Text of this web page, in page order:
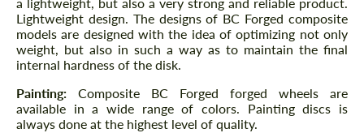
a lightweight, but also a very strong and reliable product.
Lightweight design. The designs of BC Forged composite
models are designed with the idea of ​​optimizing not only
weight, but also in such a way as to maintain the final
internal hardness of the disk.
Painting: Composite BC Forged forged wheels are
available in a wide range of colors. Painting discs is
always done at the highest level of quality.